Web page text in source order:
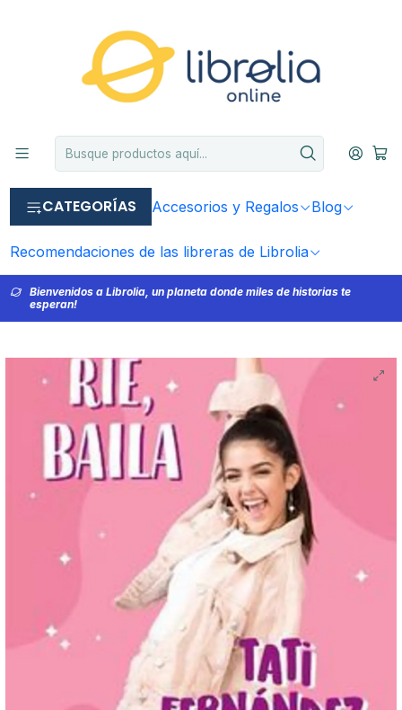
CATEGORÍAS Accesorios y Regalos Blog
Recomendaciones de las libreras de Librolia
Bienvenidos a Librolia, un planeta donde miles de historias te
esperan!